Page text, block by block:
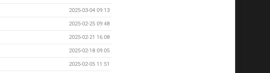
2025-03-04 09:13
2025-02-25 09:48
2025-02-21 16:08
2025-02-18 09:05
2025-02-05 11:51